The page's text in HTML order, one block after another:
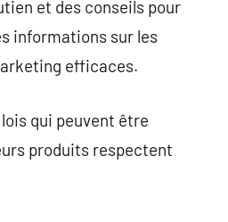
et des conseils pour
informations sur les
efficaces.
qui peuvent être
produits respectent